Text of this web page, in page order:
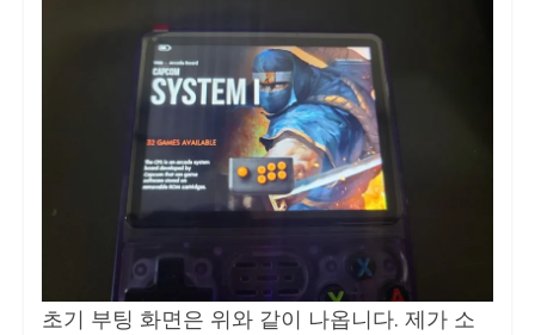
초기 부팅 화면은 위와 같이 나옵니다. 제가 소